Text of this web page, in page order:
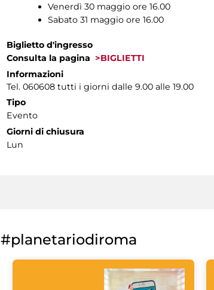
Venerdì 30 maggio ore 16.00
Sabato 31 maggio ore 16.00
Biglietto d'ingresso
Consulta la pagina >BIGLIETTI
Informazioni
Tel. 060608 tutti i giorni dalle 9.00 alle 19.00
Tipo
Evento
Giorni di chiusura
Lun
#planetariodiroma